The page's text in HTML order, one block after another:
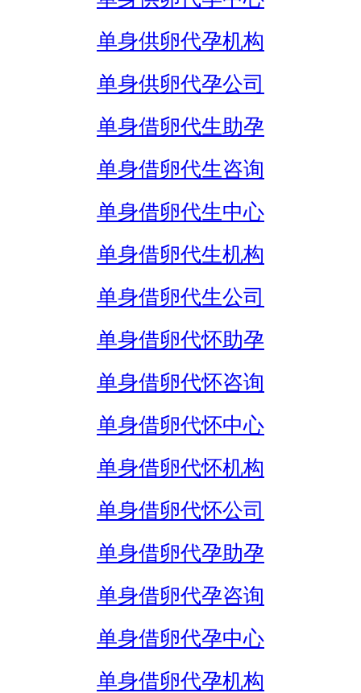
单身供卵代孕机构
单身供卵代孕公司
单身借卵代生助孕
单身借卵代生咨询
单身借卵代生中心
单身借卵代生机构
单身借卵代生公司
单身借卵代怀助孕
单身借卵代怀咨询
单身借卵代怀中心
单身借卵代怀机构
单身借卵代怀公司
单身借卵代孕助孕
单身借卵代孕咨询
单身借卵代孕中心
单身借卵代孕机构